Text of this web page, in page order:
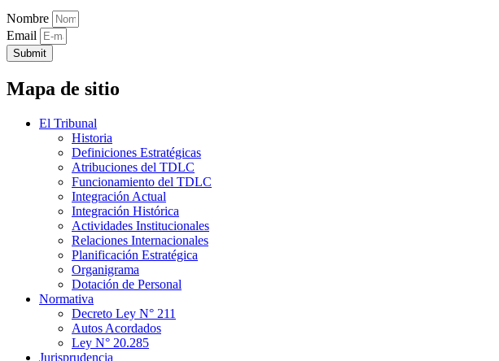
Nombre
Email
Submit
Mapa de sitio
El Tribunal
Historia
Definiciones Estratégicas
Atribuciones del TDLC
Funcionamiento del TDLC
Integración Actual
Integración Histórica
Actividades Institucionales
Relaciones Internacionales
Planificación Estratégica
Organigrama
Dotación de Personal
Normativa
Decreto Ley N° 211
Autos Acordados
Ley N° 20.285
Jurisprudencia